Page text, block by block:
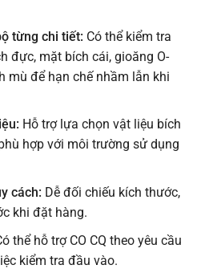
từng chi tiết: Có thể kiểm tra
đực, mặt bích cái, gioăng O-
mù để hạn chế nhầm lẫn khi
Hỗ trợ lựa chọn vật liệu bích
hợp với môi trường sử dụng
cách: Dễ đối chiếu kích thước,
khi đặt hàng.
thể hỗ trợ CO CQ theo yêu cầu
kiểm tra đầu vào.